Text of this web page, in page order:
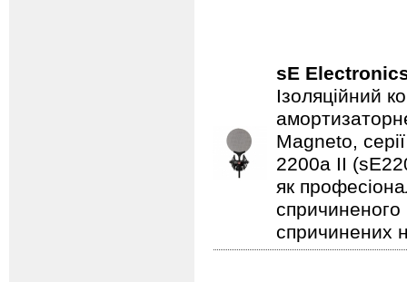
sE
Ізоляційний
Magneto,
2200a II
як
спричинених